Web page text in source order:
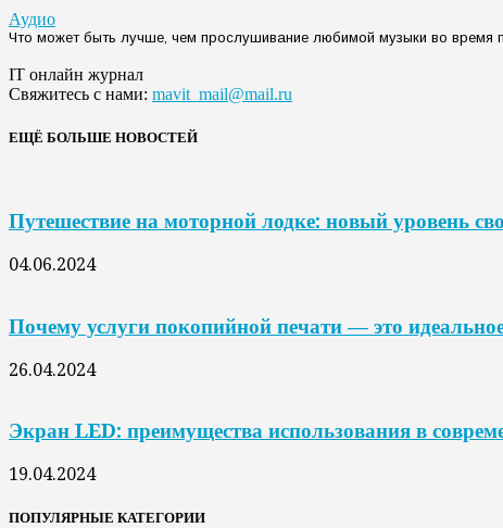
Аудио
Что может быть лучше, чем прослушивание любимой музыки во время
IT онлайн журнал
Свяжитесь с нами: mavit_mail@mail.ru
ЕЩЁ БОЛЬШЕ НОВОСТЕЙ
Путешествие на моторной лодке: новый уровень
04.06.2024
Почему услуги покопийной печати — это
26.04.2024
Экран LED: преимущества использования в
19.04.2024
ПОПУЛЯРНЫЕ КАТЕГОРИИ